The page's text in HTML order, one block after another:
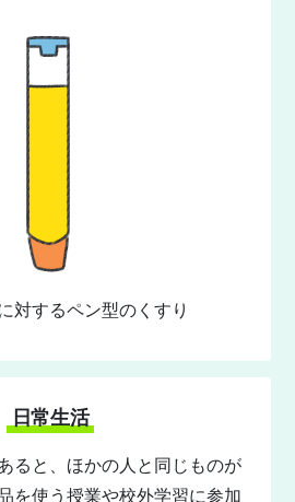
対するペン型のくすり
日常生活
ると、ほかの人と同じものが
を使う授業や校外学習に参加